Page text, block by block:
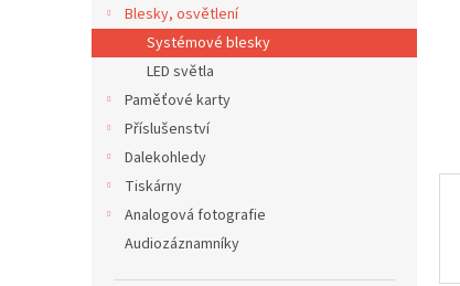
l
Blesky, osvětlení
Systémové blesky
LED světla
Paměťové karty
Příslušenství
Dalekohledy
Tiskárny
Analogová fotografie
Audiozáznamníky